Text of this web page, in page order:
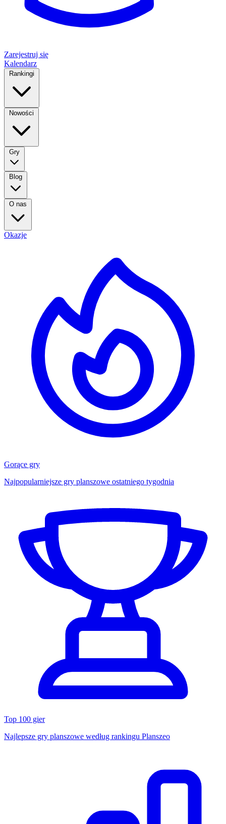
Zarejestruj się
Kalendarz
Rankingi
Nowości
Gry
Blog
O nas
Okazje
Gorące gry
Najpopularniejsze gry planszowe ostatniego tygodnia
Top 100 gier
Najlepsze gry planszowe według rankingu Planszeo